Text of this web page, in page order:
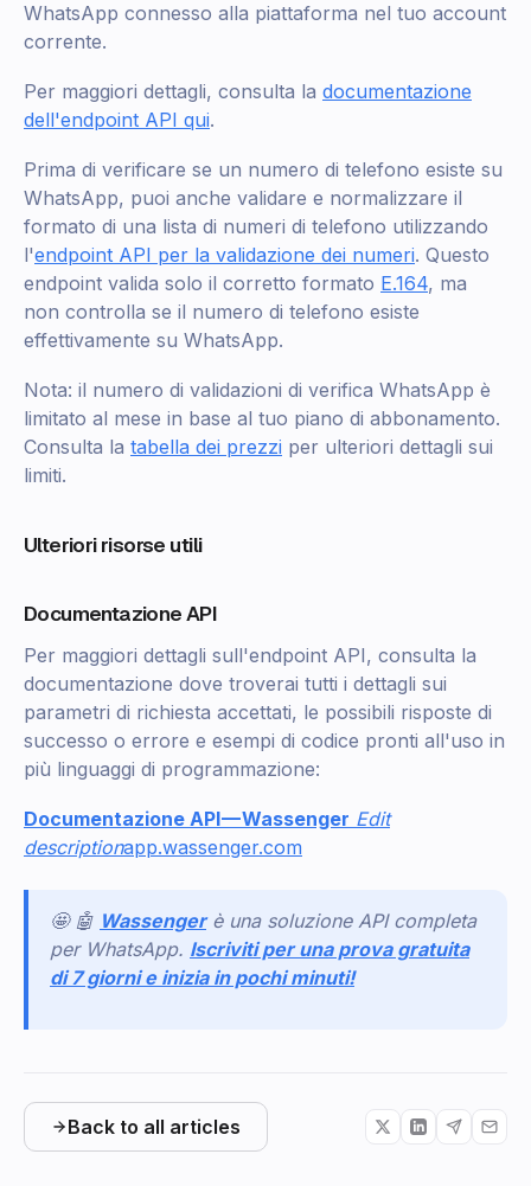
WhatsApp connesso alla piattaforma nel tuo account
corrente.
Per maggiori dettagli, consulta la documentazione
dell'endpoint API qui.
Prima di verificare se un numero di telefono esiste su
WhatsApp, puoi anche validare e normalizzare il
formato di una lista di numeri di telefono utilizzando
l'endpoint API per la validazione dei numeri. Questo
endpoint valida solo il corretto formato E.164, ma
non controlla se il numero di telefono esiste
effettivamente su WhatsApp.
Nota: il numero di validazioni di verifica WhatsApp è
limitato al mese in base al tuo piano di abbonamento.
Consulta la tabella dei prezzi per ulteriori dettagli sui
limiti.
Ulteriori risorse utili
Documentazione API
Per maggiori dettagli sull'endpoint API, consulta la
documentazione dove troverai tutti i dettagli sui
parametri di richiesta accettati, le possibili risposte di
successo o errore e esempi di codice pronti all'uso in
più linguaggi di programmazione:
Documentazione API — Wassenger Edit
descriptionapp.wassenger.com
🤩 🤖 Wassenger è una soluzione API completa
per WhatsApp. Iscriviti per una prova gratuita
di 7 giorni e inizia in pochi minuti!
Back to all articles